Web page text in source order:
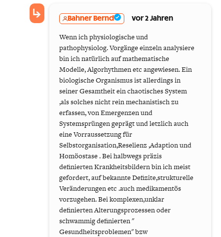
Bahner Bernd vor 2 Jahren
Wenn ich physiologische und
pathophysiolog. Vorgänge einzeln analysiere
bin ich natürlich auf mathematische
Modelle, Algorhythmen etc angewiesen. Ein
biologische Organismus ist allerdings in
seiner Gesamtheit ein chaotisches System
,als solches nicht rein mechanistisch zu
erfassen, von Emergenzen und
Systemsprüngen geprägt und letzlich auch
eine Vorraussetzung für
Selbstorganisation,Reselienz ,Adaption und
Homöostase . Bei halbwegs präzis
definierten Krankheitsbildern bin ich meist
gefordert, auf bekannte Defizite,strukturelle
Veränderungen etc .auch medikamentös
vorzugehen. Bei komplexen,unklar
definierten Alterungsprozessen oder
schwammig definierten "
Gesundheitsproblemen" bzw